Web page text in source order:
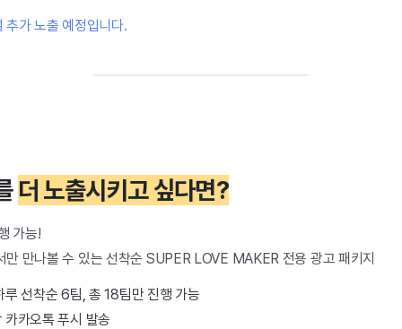
추가 노출 예정입니다.
더 노출시키고 싶다면?
가능!
만 만나볼 수 있는 선착순 SUPER LOVE MAKER 전용 광고 패키지
선착순 6팀, 총 18팀만 진행 가능
카오톡 푸시 발송